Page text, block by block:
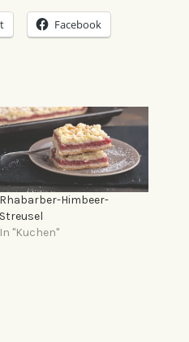
Facebook
Rhabarber-Himbeer-
Streusel
In "Kuchen"